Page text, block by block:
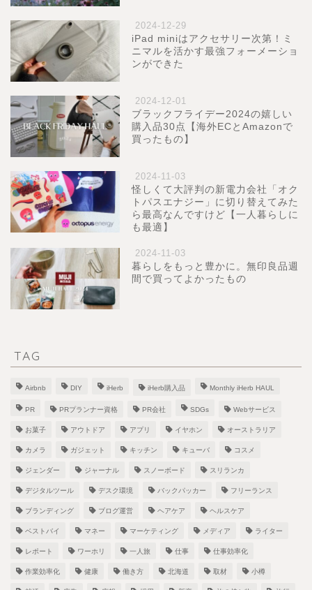
2024-12-29
iPad miniはアクセサリー次第！ミ
ニマルを活かす最強フォーメーショ
ンができた
2024-12-01
ブラックフライデー2024の嬉しい
購入品30点【海外ECとAmazonで
買ったもの】
2024-11-03
怪しくて大評判の新電力会社「オク
トパスエナジー」に切り替えてみた
ら最高なんですけど【一人暮らしに
も最適】
2024-11-03
暮らしをもっと豊かに。無印良品週
間で買ってよかったもの
TAG
Airbnb DIY iHerb iHerb購入品 Monthly iHerb HAUL
PR PRプランナー資格 PR会社 SDGs Webサービス
お菓子 アウトドア アプリ イヤホン オーストラリア
カメラ ガジェット キッチン キューバ コスメ
ジェンダー ジャーナル スノーボード スリランカ
デジタルツール デスク環境 バックパッカー フリーランス
ブランディング ブログ運営 ヘアケア ヘルスケア
ベストバイ マネー マーケティング メディア ライター
レポート ワーホリ 一人旅 仕事 仕事効率化
作業効率化 健康 働き方 北海道 取材 小樽